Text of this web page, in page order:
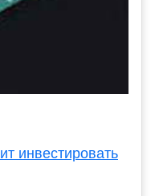
инвестировать